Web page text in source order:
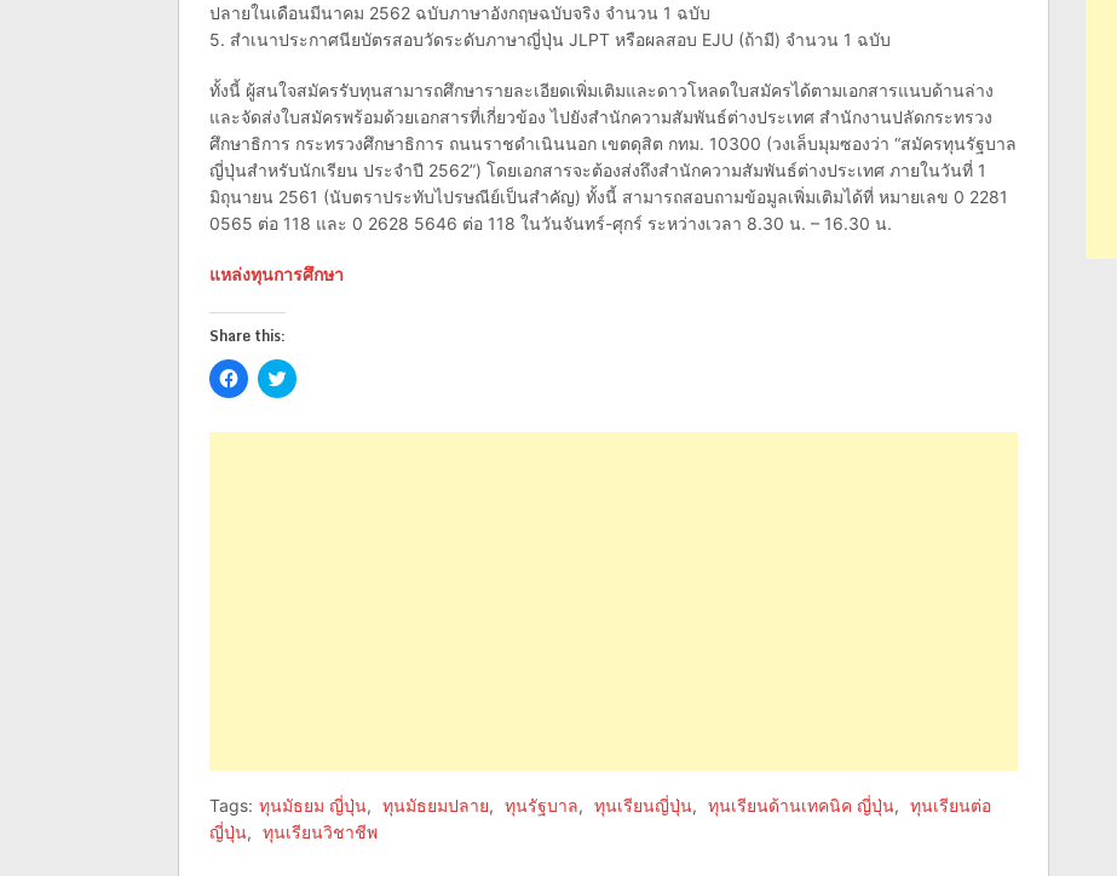
ปลายในเดือนมีนาคม 2562 ฉบับภาษาอังกฤษฉบับจริง จำนวน 1 ฉบับ
5. สำเนาประกาศนียบัตรสอบวัดระดับภาษาญี่ปุ่น JLPT หรือผลสอบ EJU (ถ้ามี) จำนวน 1 ฉบับ
ทั้งนี้ ผู้สนใจสมัครรับทุนสามารถศึกษารายละเอียดเพิ่มเติมและดาวโหลดใบสมัครได้ตามเอกสารแนบด้านล่าง
และจัดส่งใบสมัครพร้อมด้วยเอกสารที่เกี่ยวข้อง ไปยังสำนักความสัมพันธ์ต่างประเทศ สำนักงานปลัดกระทรวง
ศึกษาธิการ กระทรวงศึกษาธิการ ถนนราชดำเนินนอก เขตดุสิต กทม. 10300 (วงเล็บมุมซองว่า “สมัครทุนรัฐบาล
ญี่ปุ่นสำหรับนักเรียน ประจำปี 2562”) โดยเอกสารจะต้องส่งถึงสำนักความสัมพันธ์ต่างประเทศ ภายในวันที่ 1
มิถุนายน 2561 (นับตราประทับไปรษณีย์เป็นสำคัญ) ทั้งนี้ สามารถสอบถามข้อมูลเพิ่มเติมได้ที่ หมายเลข 0 2281
0565 ต่อ 118 และ 0 2628 5646 ต่อ 118 ในวันจันทร์-ศุกร์ ระหว่างเวลา 8.30 น. – 16.30 น.
แหล่งทุนการศึกษา
Share this:
Click
to
Facebook
Click
to
Twitter
Tags: ทุนมัธยม ญี่ปุ่น, ทุนมัธยมปลาย, ทุนรัฐบาล, ทุนเรียนญี่ปุ่น, ทุนเรียนด้านเทคนิค ญี่ปุ่น, ทุนเรียนต่อ
ญี่ปุ่น, ทุนเรียนวิชาชีพ